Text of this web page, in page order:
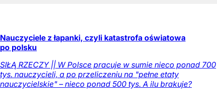
Nauczyciele z łapanki, czyli katastrofa oświatowa
po polsku
SIŁĄ RZECZY || W Polsce pracuje w sumie nieco ponad 700
tys. nauczycieli, a po przeliczeniu na "pełne etaty
nauczycielskie" – nieco ponad 500 tys. A ilu brakuje?